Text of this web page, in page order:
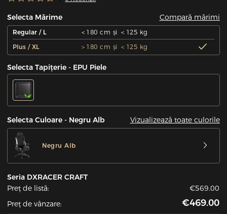
Selecta Mărime Compară mărimi
Regular / L
＜180 cm și ＜125 kg
Plus / XL
＞180 cm și ＜125 kg
Selecta Tapițerie - EPU Piele
Selecta Culoare - Negru Alb Vizualizează toate culorile
Negru Alb
Seria DXRACER CRAFT
Preț de listă:
€569.00
Preț de vânzare:
€469.00